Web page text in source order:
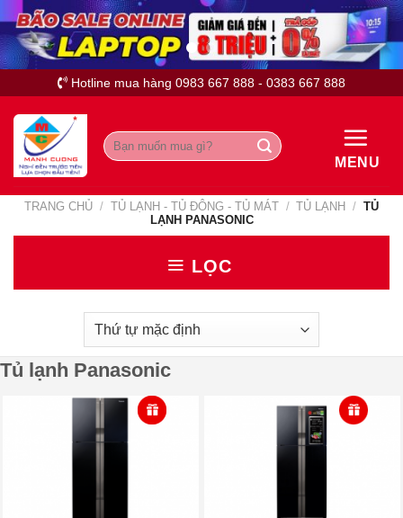
Skip
to
content
Hotline mua hàng 0983 667 888 - 0383 667 888
Tìm
kiếm:
MENU
TRANG CHỦ / TỦ LẠNH - TỦ ĐÔNG - TỦ MÁT / TỦ LẠNH / TỦ
LẠNH PANASONIC
LỌC
Tủ lạnh Panasonic